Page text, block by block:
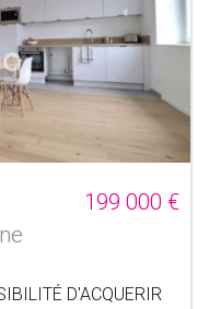
199 000 €
D'ACQUERIR